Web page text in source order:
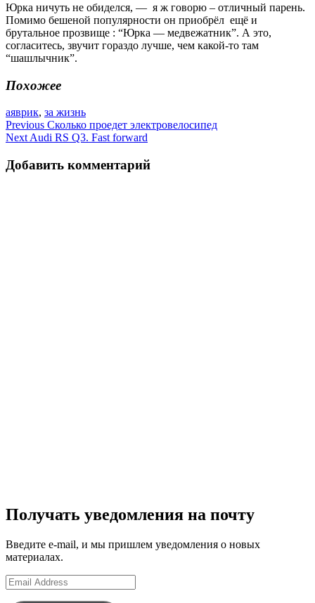
Юрка ничуть не обиделся, — я ж говорю – отличный парень.
Помимо бешеной популярности он приобрёл ещё и
брутальное прозвище : “Юрка — медвежатник”. А это,
согласитесь, звучит гораздо лучше, чем какой-то там
“шашлычник”.
Похожее
аяврик, за жизнь
Навигация
по
записям
Previous Сколько проедет электровелосипед
Next Audi RS Q3. Fast forward
Добавить комментарий
Получать уведомления на почту
Введите e-mail, и мы пришлем уведомления о новых
материалах.
Email
Address